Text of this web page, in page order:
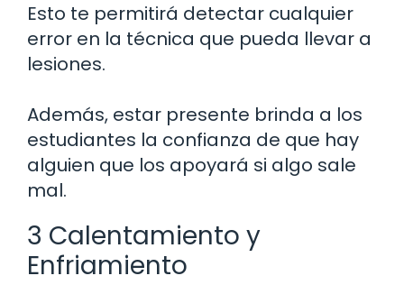
Esto te permitirá detectar cualquier
error en la técnica que pueda llevar a
lesiones.
Además, estar presente brinda a los
estudiantes la confianza de que hay
alguien que los apoyará si algo sale
mal.
3 Calentamiento y
Enfriamiento